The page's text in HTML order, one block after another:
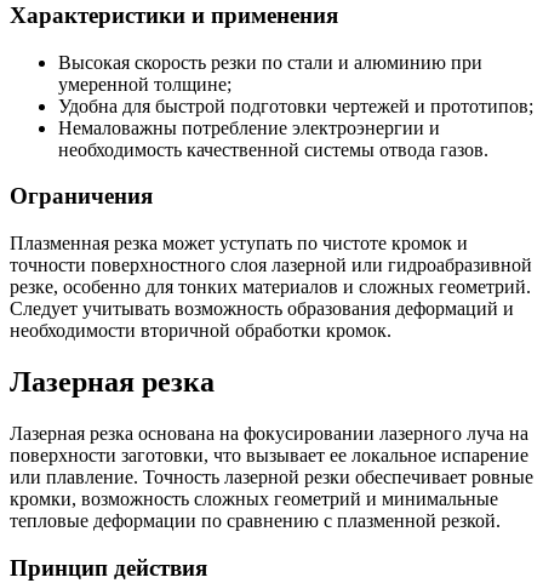
Характеристики и применения
Высокая скорость резки по стали и алюминию при
умеренной толщине;
Удобна для быстрой подготовки чертежей и прототипов;
Немаловажны потребление электроэнергии и
необходимость качественной системы отвода газов.
Ограничения
Плазменная резка может уступать по чистоте кромок и
точности поверхностного слоя лазерной или гидроабразивной
резке, особенно для тонких материалов и сложных геометрий.
Следует учитывать возможность образования деформаций и
необходимости вторичной обработки кромок.
Лазерная резка
Лазерная резка основана на фокусировании лазерного луча на
поверхности заготовки, что вызывает ее локальное испарение
или плавление. Точность лазерной резки обеспечивает ровные
кромки, возможность сложных геометрий и минимальные
тепловые деформации по сравнению с плазменной резкой.
Принцип действия